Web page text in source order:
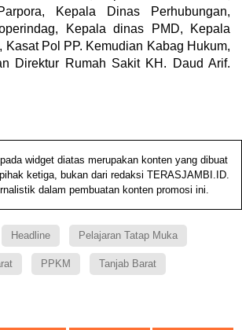
Kepala Dinas Perhubungan,
Kepala dinas PMD, Kepala
Kasat Pol PP. Kemudian Kabag Hukum,
Direktur Rumah Sakit KH. Daud Arif.
widget diatas merupakan konten yang dibuat
ketiga, bukan dari redaksi TERASJAMBI.ID.
dalam pembuatan konten promosi ini.
Headline Pelajaran Tatap Muka
PPKM Tanjab Barat